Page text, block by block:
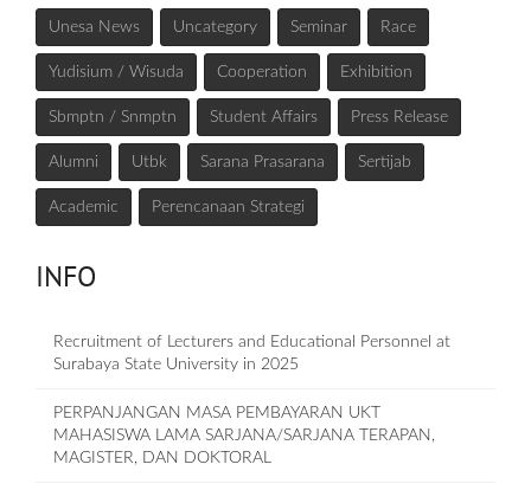
Unesa News Uncategory Seminar Race
Yudisium / Wisuda Cooperation Exhibition
Sbmptn / Snmptn Student Affairs Press Release
Alumni Utbk Sarana Prasarana Sertijab
Academic Perencanaan Strategi
INFO
Recruitment of Lecturers and Educational Personnel at
Surabaya State University in 2025
PERPANJANGAN MASA PEMBAYARAN UKT
MAHASISWA LAMA SARJANA/SARJANA TERAPAN,
MAGISTER, DAN DOKTORAL